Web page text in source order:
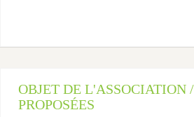
OBJET DE L'ASSOCIATION
PROPOSÉES